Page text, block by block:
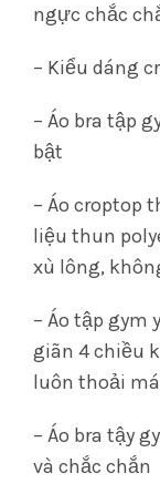
ngực chắc
– Kiểu dáng
– Áo bra tập
bật
– Áo croptop
liệu thun
xù lông,
– Áo tập gym
giãn 4 chiều
luôn thoải
– Áo bra tậy
và chắc chắn